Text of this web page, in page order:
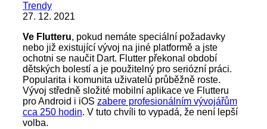
Trendy
27. 12. 2021
Ve Flutteru, pokud nemáte speciální požadavky
nebo již existující vývoj na jiné platformě a jste
ochotni se naučit Dart. Flutter překonal období
dětských bolestí a je použitelný pro seriózní práci.
Popularita i komunita uživatelů průběžně roste.
Vývoj středně složité mobilní aplikace ve Flutteru
pro Android i iOS zabere profesionálním vývojářům
cca 250 hodin. V tuto chvíli to vypadá, že není lepší
volba.